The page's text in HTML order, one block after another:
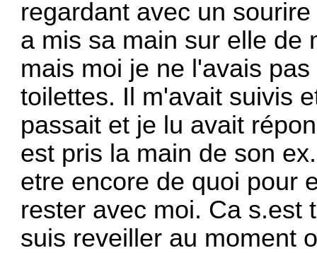
regardant avec un
a mis sa main sur elle de
mais moi je ne l'avais
toilettes. Il m'avait suivis
passait et je lu avait
est pris la main de son
etre encore de quoi pour
rester avec moi. Ca s.est
suis reveiller au moment